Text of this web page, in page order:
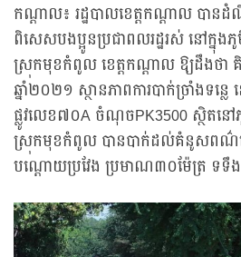
កណ្ដាល៖ រដ្ឋបាលខេត្តកណ្តាល ប
ពិសេសបងប្អូនប្រជាពលរដ្ឋរស់ នៅក្នុ
ស្រុកមុខកំពូល ខេត្តកណ្តាល ឱ្យដឹងថា គិ
ឆ្នាំ២០២១ ស្ថានភាពការបាក់ច្រាំងទន្
ផ្លូវលេខ៧០A ចំណុចPK3500 ស្ថិតន
ស្រុកមុខកំពូល បានបាក់ដល់គំនូសពណ៌
បណ្តោយប្រវែង ប្រមាណ៣០ម៉ែត្រ ទទឹ